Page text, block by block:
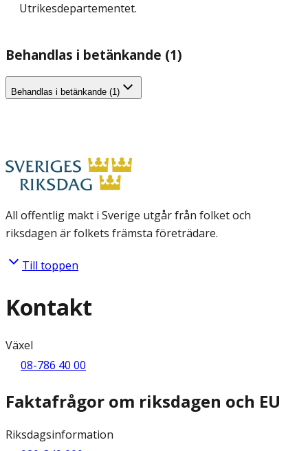
Utrikesdepartementet.
Behandlas i betänkande (1)
Behandlas i betänkande (1)
All offentlig makt i Sverige utgår från folket och
riksdagen är folkets främsta företrädare.
Till toppen
Kontakt
Växel
08-786 40 00
Faktafrågor om riksdagen och EU
Riksdagsinformation